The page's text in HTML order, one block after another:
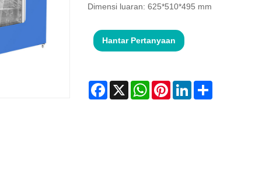
Dimensi luaran: 625*510*495 mm
Hantar Pertanyaan
Facebook
X WhatsAppPinterestLinkedInShare